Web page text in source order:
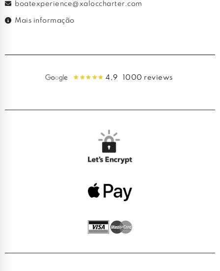
boatexperience@xaloccharter.com
Mais informação
4,9 1000 reviews